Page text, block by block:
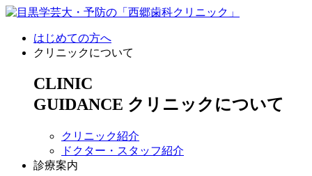
はじめての方へ
クリニックについて
CLINIC
GUIDANCE クリニックについて
クリニック紹介
ドクター・スタッフ紹介
診療案内